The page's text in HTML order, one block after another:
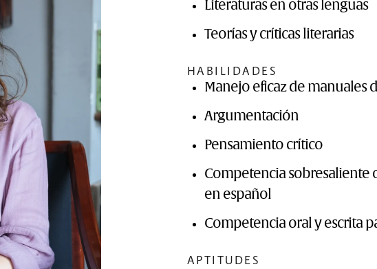
Literaturas en otras lenguas
Teorías y críticas literarias
HABILIDADES
Manejo eficaz de manuales
Argumentación
Pensamiento crítico
Competencia sobresaliente
en español
Competencia oral y escrita
APTITUDES